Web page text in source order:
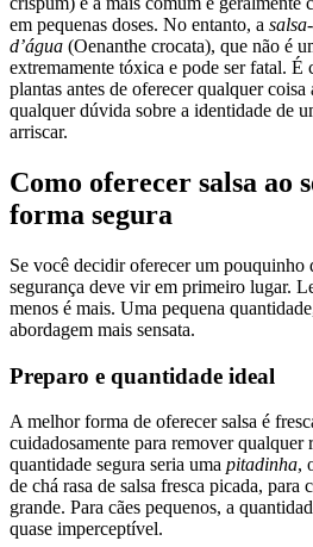
em pequenas doses. No entanto, a
d’água (Oenanthe crocata), que não é
extremamente tóxica e pode ser fatal. É
plantas antes de oferecer qualquer
qualquer dúvida sobre a identidade de
arriscar.
Como oferecer salsa ao
forma segura
Se você decidir oferecer um pouquinho
segurança deve vir em primeiro lugar.
menos é mais. Uma pequena
abordagem mais sensata.
Preparo e quantidade ideal
A melhor forma de oferecer salsa é
cuidadosamente para remover qualquer
quantidade segura seria uma pitadinha,
de chá rasa de salsa fresca picada, para
grande. Para cães pequenos, a
quase imperceptível.